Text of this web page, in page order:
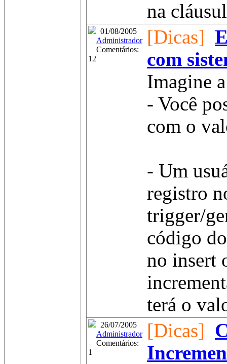
na
01/08/2005
Administrador
Comentários:
12
[Dicas]
com
Imagine
- Você
com o
- Um
registro
trigger/
código
no insert
terá o
26/07/2005
Administrador
Comentários:
1
[Dicas]